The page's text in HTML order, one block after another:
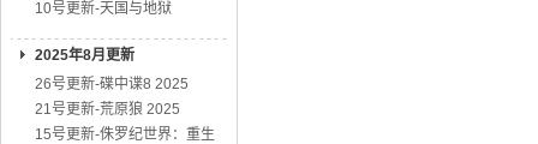
10号更新-天国与地狱
2025年8月更新
26号更新-碟中谍8 2025
21号更新-荒原狼 2025
15号更新-侏罗纪世界：重生